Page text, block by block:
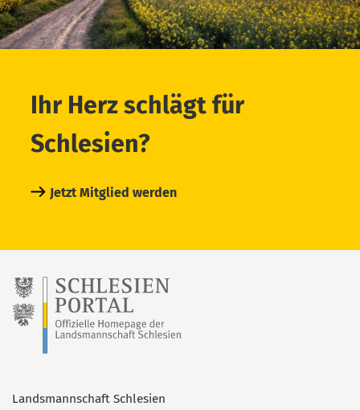
Ihr Herz schlägt für
Schlesien?
Jetzt Mitglied werden
Landsmannschaft Schlesien